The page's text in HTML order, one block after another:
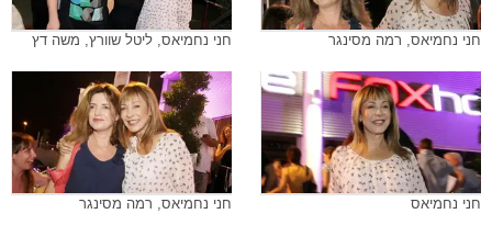
חני נחמיאס, רמה מסינגר חני נחמיאס, ליטל שוורץ, משה דץ
חני נחמיאס חני נחמיאס, רמה מסינגר